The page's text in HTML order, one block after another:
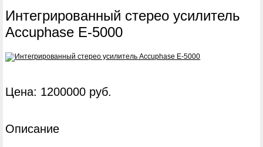
Интегрированный стерео усилитель
Accuphase E-5000
Цена: 1200000 руб.
Описание